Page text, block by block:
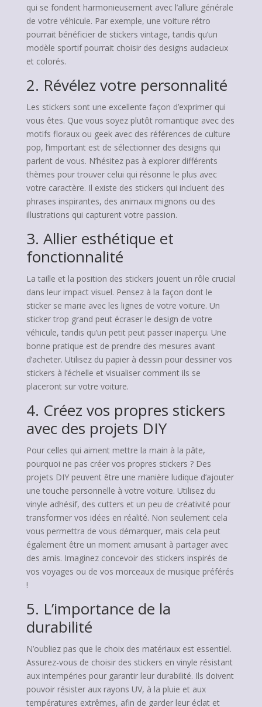
qui se fondent harmonieusement avec l’allure générale
de votre véhicule. Par exemple, une voiture rétro
pourrait bénéficier de stickers vintage, tandis qu’un
modèle sportif pourrait choisir des designs audacieux
et colorés.
2. Révélez votre personnalité
Les stickers sont une excellente façon d’exprimer qui
vous êtes. Que vous soyez plutôt romantique avec des
motifs floraux ou geek avec des références de culture
pop, l’important est de sélectionner des designs qui
parlent de vous. N’hésitez pas à explorer différents
thèmes pour trouver celui qui résonne le plus avec
votre caractère. Il existe des stickers qui incluent des
phrases inspirantes, des animaux mignons ou des
illustrations qui capturent votre passion.
3. Allier esthétique et
fonctionnalité
La taille et la position des stickers jouent un rôle crucial
dans leur impact visuel. Pensez à la façon dont le
sticker se marie avec les lignes de votre voiture. Un
sticker trop grand peut écraser le design de votre
véhicule, tandis qu’un petit peut passer inaperçu. Une
bonne pratique est de prendre des mesures avant
d’acheter. Utilisez du papier à dessin pour dessiner vos
stickers à l’échelle et visualiser comment ils se
placeront sur votre voiture.
4. Créez vos propres stickers
avec des projets DIY
Pour celles qui aiment mettre la main à la pâte,
pourquoi ne pas créer vos propres stickers ? Des
projets DIY peuvent être une manière ludique d’ajouter
une touche personnelle à votre voiture. Utilisez du
vinyle adhésif, des cutters et un peu de créativité pour
transformer vos idées en réalité. Non seulement cela
vous permettra de vous démarquer, mais cela peut
également être un moment amusant à partager avec
des amis. Imaginez concevoir des stickers inspirés de
vos voyages ou de vos morceaux de musique préférés
!
5. L’importance de la
durabilité
N’oubliez pas que le choix des matériaux est essentiel.
Assurez-vous de choisir des stickers en vinyle résistant
aux intempéries pour garantir leur durabilité. Ils doivent
pouvoir résister aux rayons UV, à la pluie et aux
températures extrêmes, afin de garder leur éclat et